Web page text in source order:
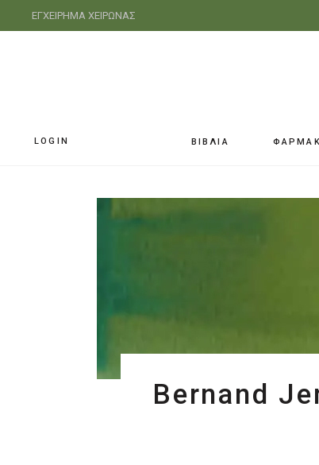
ΕΓΧΕΙΡΗΜΑ ΧΕΙΡΩΝΑΣ
LOGIN ΒΙΒΛΙΑ
Bernand